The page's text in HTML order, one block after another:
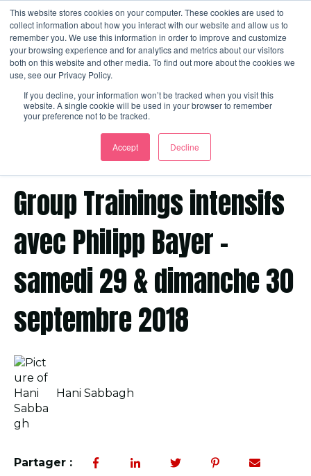
This website stores cookies on your computer. These cookies are used to
collect information about how you interact with our website and allow us to
remember you. We use this information in order to improve and customize
your browsing experience and for analytics and metrics about our visitors
both on this website and other media. To find out more about the cookies we
use, see our Privacy Policy.
If you decline, your information won’t be tracked when you visit this
website. A single cookie will be used in your browser to remember
your preference not to be tracked.
Accept Decline
Group Trainings intensifs
avec Philipp Bayer –
samedi 29 & dimanche 30
septembre 2018
Hani Sabbagh
Partager :